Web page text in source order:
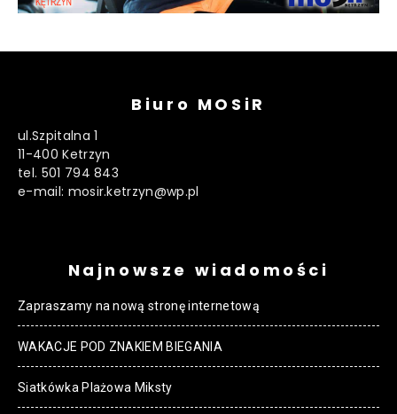
Biuro MOSiR
ul.Szpitalna 1
11-400 Ketrzyn
tel. 501 794 843
e-mail: mosir.ketrzyn@wp.pl
Najnowsze wiadomości
Zapraszamy na nową stronę internetową
WAKACJE POD ZNAKIEM BIEGANIA
Siatkówka Plażowa Miksty